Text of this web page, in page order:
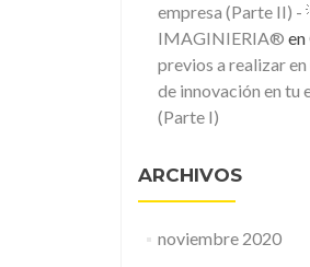
empresa (Parte II) -
IMAGINIERIA® en
previos a realizar
de innovación en tu
(Parte I)
ARCHIVOS
noviembre 2020